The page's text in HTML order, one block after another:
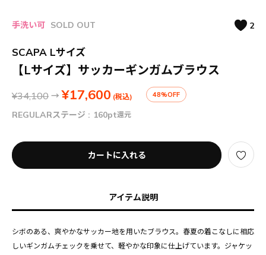
手洗い可 SOLD OUT 2
SCAPA Lサイズ
【Lサイズ】サッカーギンガムブラウス
¥34,100 → ¥17,600 (税込) 48%OFF
REGULARステージ : 160pt還元
カートに入れる
アイテム説明
シボのある、爽やかなサッカー地を用いたブラウス。春夏の着こなしに相応
しいギンガムチェックを乗せて、軽やかな印象に仕上げています。ジャケッ